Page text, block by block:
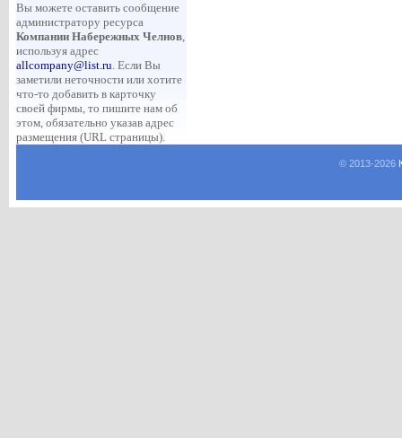
Вы можете оставить сообщение
администратору ресурса
Компании Набережных Челнов,
используя адрес
allcompany@list.ru. Если Вы
заметили неточности или хотите
что-то добавить в карточку
своей фирмы, то пишите нам об
этом, обязательно указав адрес
размещения (URL страницы).
© 2013-2026